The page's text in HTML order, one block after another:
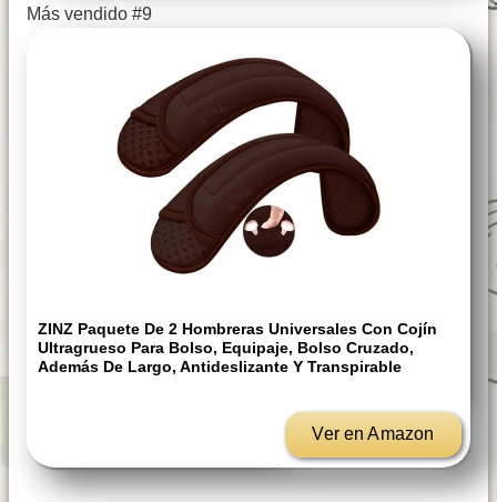
Más vendido #9
ZINZ Paquete De 2 Hombreras Universales Con Cojín
Ultragrueso Para Bolso, Equipaje, Bolso Cruzado,
Además De Largo, Antideslizante Y Transpirable
Ver en Amazon